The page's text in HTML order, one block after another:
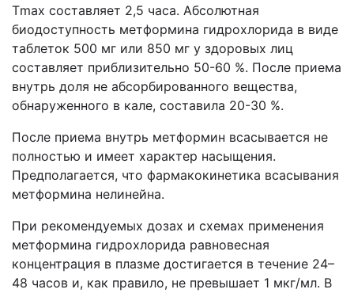
Тmax составляет 2,5 часа. Абсолютная
биодоступность метформина гидрохлорида в виде
таблеток 500 мг или 850 мг у здоровых лиц
составляет приблизительно 50-60 %. После приема
внутрь доля не абсорбированного вещества,
обнаруженного в кале, составила 20-30 %.
После приема внутрь метформин всасывается не
полностью и имеет характер насыщения.
Предполагается, что фармакокинетика всасывания
метформина нелинейна.
При рекомендуемых дозах и схемах применения
метформина гидрохлорида равновесная
концентрация в плазме достигается в течение 24–
48 часов и, как правило, не превышает 1 мкг/мл. В